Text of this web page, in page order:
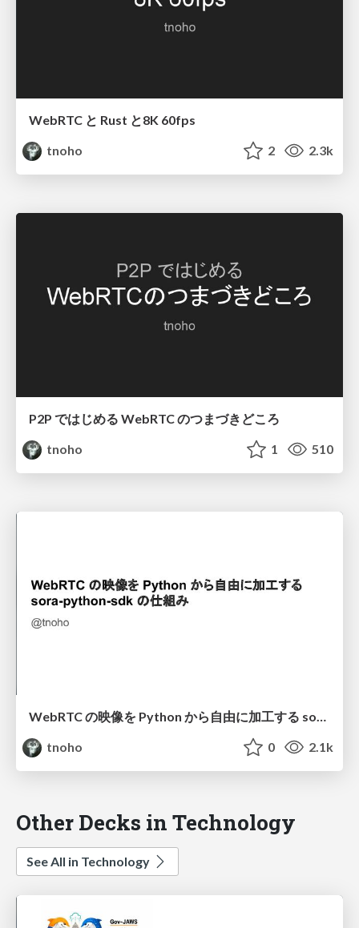
WebRTC と Rust と 8K 60fps
tnoho
2 2.3k
P2P ではじめる WebRTC のつまづきどころ
tnoho
1 510
WebRTC の映像を Python から自由に加工する sora-python-sdk の仕組み
tnoho
0 2.1k
Other Decks in Technology
See All in Technology